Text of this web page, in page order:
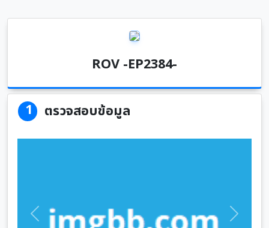
ROV -EP2384-
1 ตรวจสอบข้อมูล
Previous Next